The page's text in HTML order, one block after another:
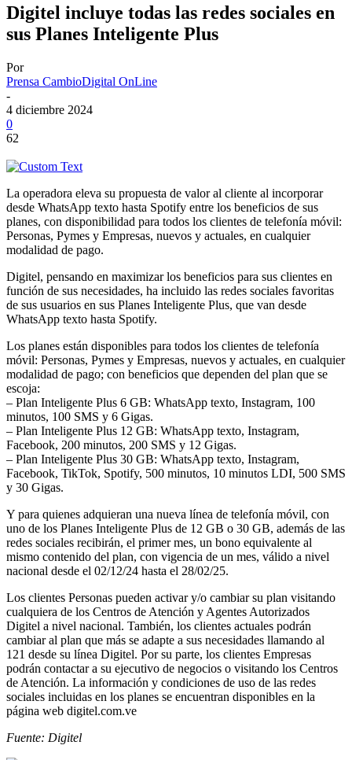
Digitel incluye todas las redes sociales en
sus Planes Inteligente Plus
Por
Prensa CambioDigital OnLine
-
4 diciembre 2024
0
62
La operadora eleva su propuesta de valor al cliente al incorporar
desde WhatsApp texto hasta Spotify entre los beneficios de sus
planes, con disponibilidad para todos los clientes de telefonía móvil:
Personas, Pymes y Empresas, nuevos y actuales, en cualquier
modalidad de pago.
Digitel, pensando en maximizar los beneficios para sus clientes en
función de sus necesidades, ha incluido las redes sociales favoritas
de sus usuarios en sus Planes Inteligente Plus, que van desde
WhatsApp texto hasta Spotify.
Los planes están disponibles para todos los clientes de telefonía
móvil: Personas, Pymes y Empresas, nuevos y actuales, en cualquier
modalidad de pago; con beneficios que dependen del plan que se
escoja:
– Plan Inteligente Plus 6 GB: WhatsApp texto, Instagram, 100
minutos, 100 SMS y 6 Gigas.
– Plan Inteligente Plus 12 GB: WhatsApp texto, Instagram,
Facebook, 200 minutos, 200 SMS y 12 Gigas.
– Plan Inteligente Plus 30 GB: WhatsApp texto, Instagram,
Facebook, TikTok, Spotify, 500 minutos, 10 minutos LDI, 500 SMS
y 30 Gigas.
Y para quienes adquieran una nueva línea de telefonía móvil, con
uno de los Planes Inteligente Plus de 12 GB o 30 GB, además de las
redes sociales recibirán, el primer mes, un bono equivalente al
mismo contenido del plan, con vigencia de un mes, válido a nivel
nacional desde el 02/12/24 hasta el 28/02/25.
Los clientes Personas pueden activar y/o cambiar su plan visitando
cualquiera de los Centros de Atención y Agentes Autorizados
Digitel a nivel nacional. También, los clientes actuales podrán
cambiar al plan que más se adapte a sus necesidades llamando al
121 desde su línea Digitel. Por su parte, los clientes Empresas
podrán contactar a su ejecutivo de negocios o visitando los Centros
de Atención. La información y condiciones de uso de las redes
sociales incluidas en los planes se encuentran disponibles en la
página web digitel.com.ve
Fuente: Digitel